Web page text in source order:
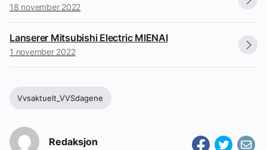
18 november 2022
Lanserer Mitsubishi Electric MIENAI
1 november 2022
Vvsaktuelt_VVSdagene
Redaksjon